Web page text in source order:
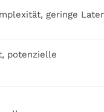
geringe
potenzielle